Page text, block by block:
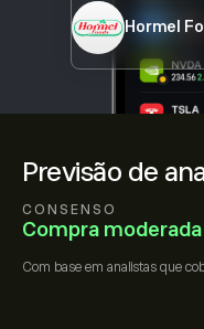
Previsão de
CONSENSO
Compra moderada
Com base em analistas que
Hormel